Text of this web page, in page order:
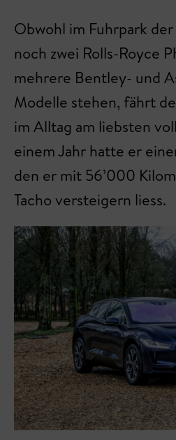
Obwohl im Fuhrpark
noch zwei Rolls-Royce
mehrere Bentley- und
Modelle stehen, fährt
im Alltag am liebsten
einem Jahr hatte er
den er mit 56’000
Tacho versteigern liess.